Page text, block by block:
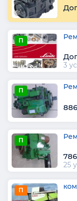
П
3
П
П
25
П